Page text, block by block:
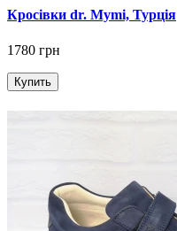
Кросівки dr. Mymi, Турція
1780 грн
Купить